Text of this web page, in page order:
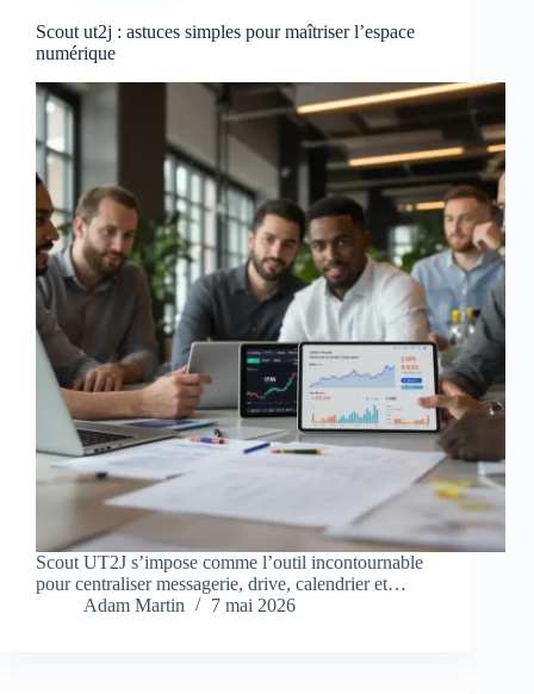
Scout ut2j : astuces simples pour maîtriser l’espace
numérique
Scout UT2J s’impose comme l’outil incontournable
pour centraliser messagerie, drive, calendrier et…
Adam Martin
7 mai 2026